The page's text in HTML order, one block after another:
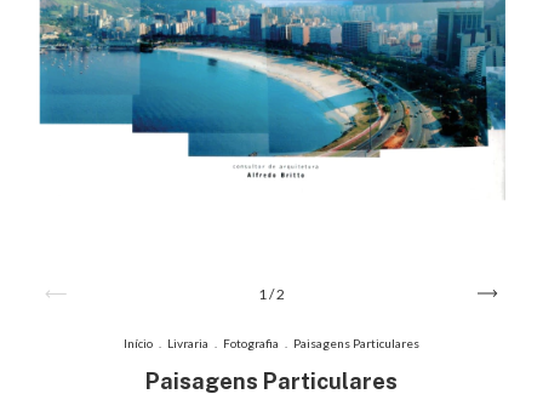
1 /2
Início Livraria Fotografia Paisagens Particulares
Paisagens Particulares